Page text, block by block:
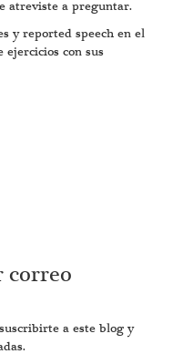
atreviste a preguntar.
y reported speech en el
con sus
correo
a este blog y